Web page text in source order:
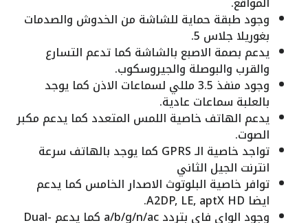
وجود طبقة حماية للشاشة من الخدوش والصدمات
بغوريلا جلاس 5.
يدعم بصمة الاصبع بالشاشة كما تدعم التسارع
والقرب والبوصلة والجيروسكوب.
وجود منفذ 3.5 مللي لسماعات الاذن كما يوجد
بالعلبة سماعات عادية.
يدعم الهاتف خاصية اللمس المتعدد كما يدعم مكبر
الصوت.
تواجد خاصية الـ GPRS كما يوجد بالهاتف سرعة
انترنت الجيل الثاني
توافر خاصية البلوتوث الاصدار الخامس كما يدعم
ايضا A2DP, LE, aptX HD.
وجود الواي فاي بتردد a/b/g/n/ac كما يدعم Dual-